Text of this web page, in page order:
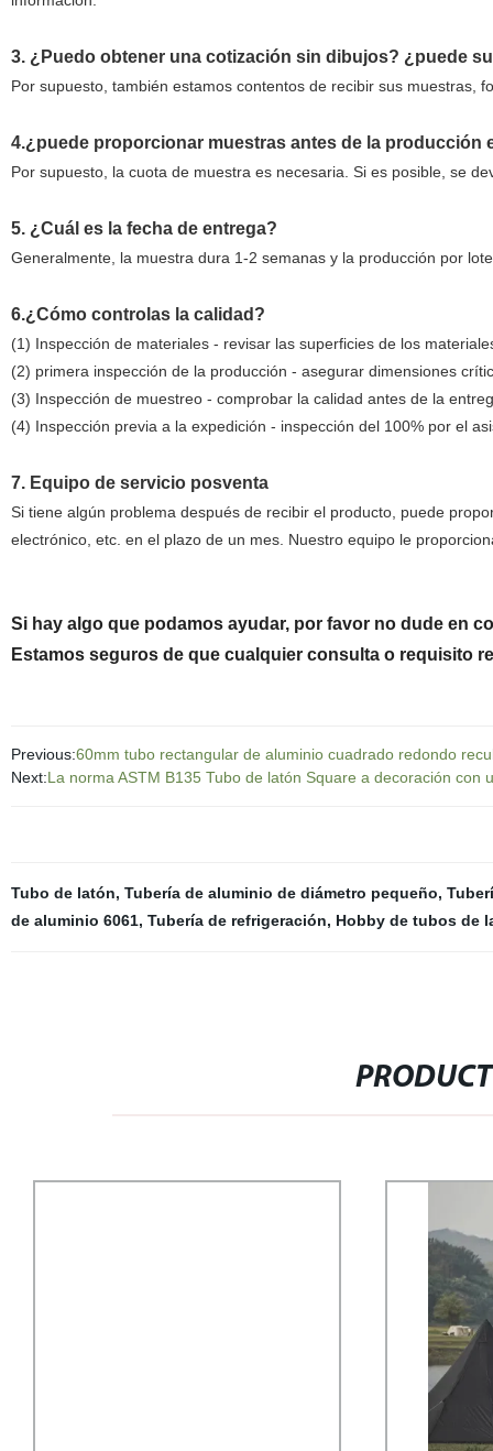
3. ¿Puedo obtener una cotización sin dibujos? ¿puede
Por supuesto, también estamos contentos de recibir sus muestras,
4.¿puede proporcionar muestras antes de la producción
Por supuesto, la cuota de muestra es necesaria. Si es posible, se
5. ¿Cuál es la fecha de entrega?
Generalmente, la muestra dura 1-2 semanas y la producción por
6.¿Cómo controlas la calidad?
(1) Inspección de materiales - revisar las superficies de los
(2) primera inspección de la producción - asegurar dimensiones
(3) Inspección de muestreo - comprobar la calidad antes de la
(4) Inspección previa a la expedición - inspección del 100% por el
7. Equipo de servicio posventa
Si tiene algún problema después de recibir el producto, puede
electrónico, etc. en el plazo de un mes. Nuestro equipo le
Si hay algo que podamos ayudar, por
Estamos seguros de que cualquier consulta o requisito
Previous:60mm tubo rectangular de aluminio cuadrado redondo
Next:La norma ASTM B135 Tubo de latón Square a decoración con
Tubo de latón, Tubería de aluminio de diámetro pequeño,
de aluminio 6061, Tubería de refrigeración, Hobby de tubos de